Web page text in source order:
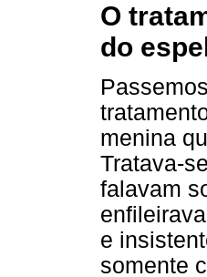
O
do
menina
Tratava-
falavam
e
somente